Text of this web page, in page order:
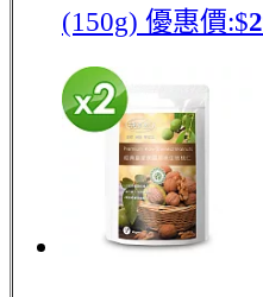
(150g) 優惠價:$